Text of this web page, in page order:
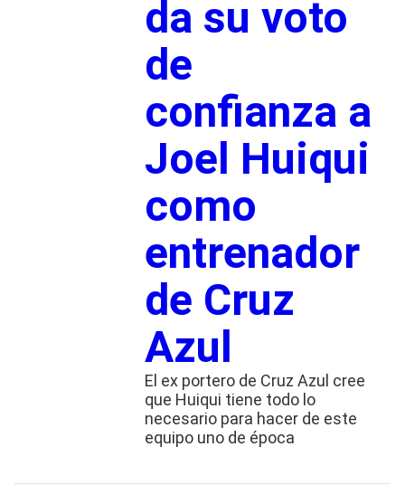
da su voto
de
confianza a
Joel Huiqui
como
entrenador
de Cruz
Azul
El ex portero de Cruz Azul cree
que Huiqui tiene todo lo
necesario para hacer de este
equipo uno de época